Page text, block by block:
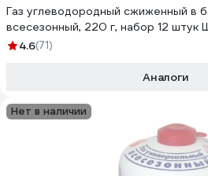
Газ углеводородный сжиженный в
всесезонный, 220 г, набор 12
4.6(71)
Аналоги
Нет в наличии